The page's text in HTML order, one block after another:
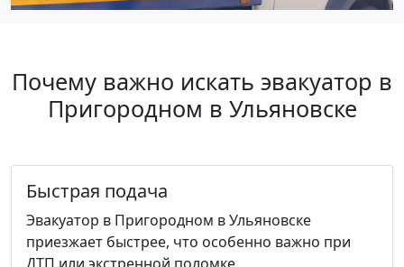
Почему важно искать эвакуатор в
Пригородном в Ульяновске
Быстрая подача
Эвакуатор в Пригородном в Ульяновске
приезжает быстрее, что особенно важно при